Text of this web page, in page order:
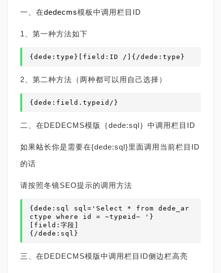
一、在dedecms模板中调用栏目ID
1、第一种方法如下
{dede:type}[field:ID /]{/dede:type}
2、第二种方法（两种都可以用自己选择）
{dede:field.type id /}
二、在DEDECMS模版｛dede:sql｝中调用栏目ID
如果站长你是需要在{dede:sql}里面调用当前栏目ID
的话
请按照冬镜SEO提示的调用方法
{dede:sql sql='Select * from dede_ar
ctype where id = ~typeid~ '}
[field:字段]
{/dede:sql}
三、 在DEDECMS模版中调用栏目ID侧边栏高亮